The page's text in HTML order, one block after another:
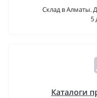
Склад в Алматы.
5
Каталоги